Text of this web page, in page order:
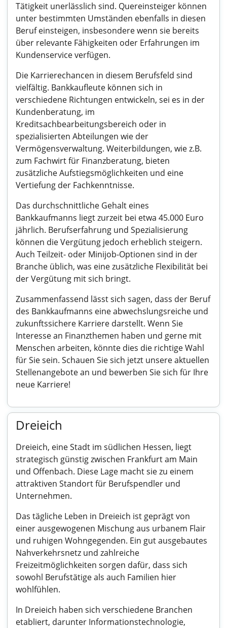
Tätigkeit unerlässlich sind. Quereinsteiger können
unter bestimmten Umständen ebenfalls in diesen
Beruf einsteigen, insbesondere wenn sie bereits
über relevante Fähigkeiten oder Erfahrungen im
Kundenservice verfügen.
Die Karrierechancen in diesem Berufsfeld sind
vielfältig. Bankkaufleute können sich in
verschiedene Richtungen entwickeln, sei es in der
Kundenberatung, im
Kreditsachbearbeitungsbereich oder in
spezialisierten Abteilungen wie der
Vermögensverwaltung. Weiterbildungen, wie z.B.
zum Fachwirt für Finanzberatung, bieten
zusätzliche Aufstiegsmöglichkeiten und eine
Vertiefung der Fachkenntnisse.
Das durchschnittliche Gehalt eines
Bankkaufmanns liegt zurzeit bei etwa 45.000 Euro
jährlich. Berufserfahrung und Spezialisierung
können die Vergütung jedoch erheblich steigern.
Auch Teilzeit- oder Minijob-Optionen sind in der
Branche üblich, was eine zusätzliche Flexibilität bei
der Vergütung mit sich bringt.
Zusammenfassend lässt sich sagen, dass der Beruf
des Bankkaufmanns eine abwechslungsreiche und
zukunftssichere Karriere darstellt. Wenn Sie
Interesse an Finanzthemen haben und gerne mit
Menschen arbeiten, könnte dies die richtige Wahl
für Sie sein. Schauen Sie sich jetzt unsere aktuellen
Stellenangebote an und bewerben Sie sich für Ihre
neue Karriere!
Dreieich
Dreieich, eine Stadt im südlichen Hessen, liegt
strategisch günstig zwischen Frankfurt am Main
und Offenbach. Diese Lage macht sie zu einem
attraktiven Standort für Berufspendler und
Unternehmen.
Das tägliche Leben in Dreieich ist geprägt von
einer ausgewogenen Mischung aus urbanem Flair
und ruhigen Wohngegenden. Ein gut ausgebautes
Nahverkehrsnetz und zahlreiche
Freizeitmöglichkeiten sorgen dafür, dass sich
sowohl Berufstätige als auch Familien hier
wohlfühlen.
In Dreieich haben sich verschiedene Branchen
etabliert, darunter Informationstechnologie,